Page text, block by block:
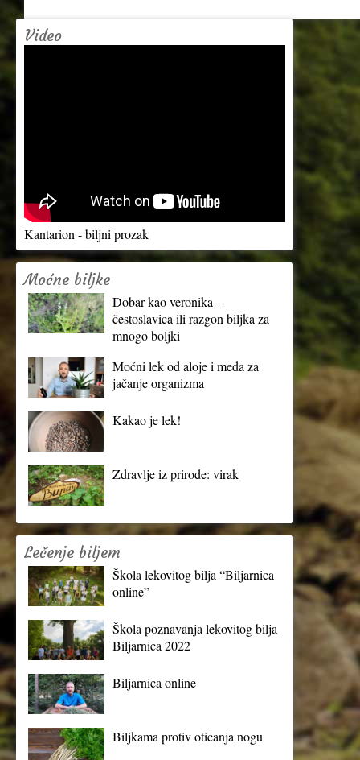
Video
Kantarion - biljni prozak
Moćne biljke
Dobar kao veronika –
čestoslavica ili razgon biljka za
mnogo boljki
Moćni lek od aloje i meda za
jačanje organizma
Kakao je lek!
Zdravlje iz prirode: virak
Lečenje biljem
Škola lekovitog bilja “Biljarnica
online”
Škola poznavanja lekovitog bilja
Biljarnica 2022
Biljarnica online
Biljkama protiv oticanja nogu